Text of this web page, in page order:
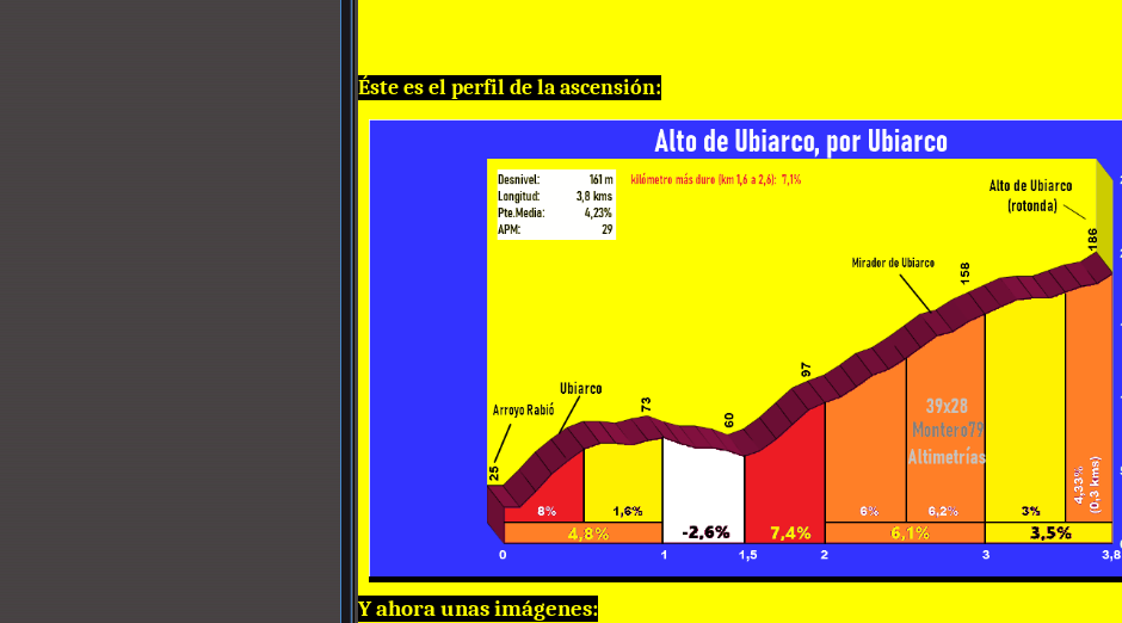
Éste es el perfil de la ascensión:
Y ahora unas imágenes: